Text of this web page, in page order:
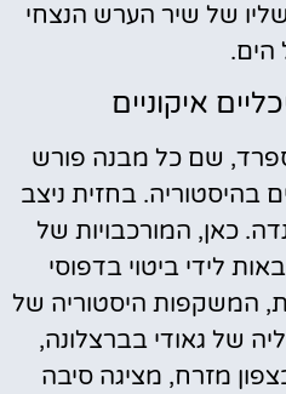
של שיר הערש הנצחי
הים.
איקוניים
שם כל מבנה פורש
בהיסטוריה. בחזית ניצב
כאן, המורכבויות של
לידי ביטוי בדפוסי
המשקפות היסטוריה של
של גאודי בברצלונה,
מזרח, מציגה סיבה